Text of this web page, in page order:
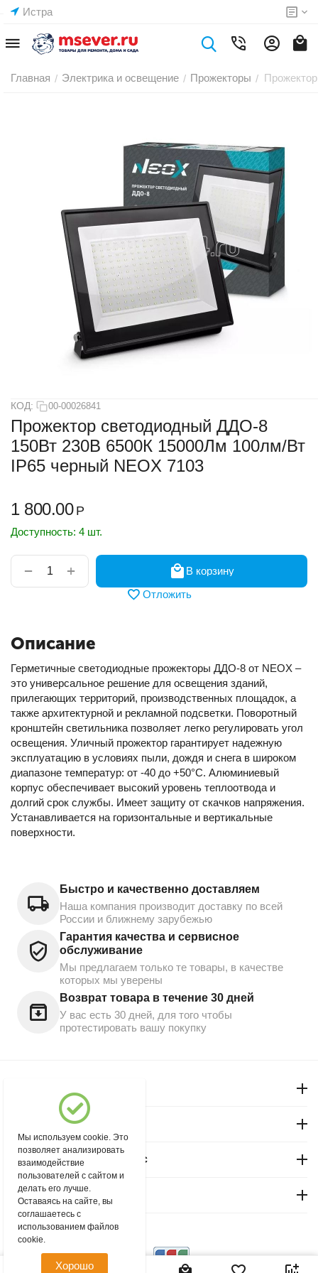
Истра
Главная / Электрика и освещение / Прожекторы /
КОД: 00-00026841
Прожектор светодиодный ДДО-8
150Вт 230В 6500К 15000Лм 100лм/Вт
IP65 черный NEOX 7103
1 800.00 Р
Доступность: 4 шт.
+
−
В корзину
Отложить
Описание
Герметичные светодиодные прожекторы ДДО-8 от NEOX –
это универсальное решение для освещения зданий,
прилегающих территорий, производственных площадок, а
также архитектурной и рекламной подсветки. Поворотный
кронштейн светильника позволяет легко регулировать угол
освещения. Уличный прожектор гарантирует надежную
эксплуатацию в условиях пыли, дождя и снега в широком
диапазоне температур: от -40 до +50°C. Алюминиевый
корпус обеспечивает высокий уровень теплоотвода и
долгий срок службы. Имеет защиту от скачков напряжения.
Устанавливается на горизонтальные и вертикальные
поверхности.
Быстро и качественно доставляем
Наша компания производит доставку по всей
России и ближнему зарубежью
Гарантия качества и сервисное
обслуживание
Мы предлагаем только те товары, в качестве
которых мы уверены
Возврат товара в течение 30 дней
У вас есть 30 дней, для того чтобы
протестировать вашу покупку
Магазин "Северный"
Покупательский сервис
Контакты
© 2004 - 2026 msever.ru.
Мы используем cookie. Это
позволяет анализировать
взаимодействие
пользователей с сайтом и
делать его лучше.
Оставаясь на сайте, вы
соглашаетесь с
использованием файлов
cookie.
Хорошо